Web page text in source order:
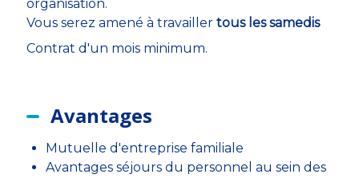
organisation.
Vous serez amené à travailler tous les samedis
Contrat d'un mois minimum.
Avantages
Mutuelle d'entreprise familiale
Avantages séjours du personnel au sein des